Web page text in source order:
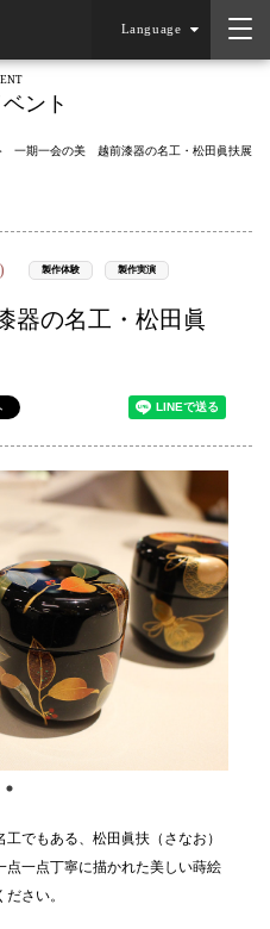
Language
ント
一期一会の美 越前漆器の名工・松田眞扶展
製作体験 製作実演
の名工・松田眞
でもある、松田眞扶（さなお）
点一点丁寧に描かれた美しい蒔絵
さい。